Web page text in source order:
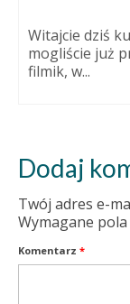
Witajcie dziś
mogliście już
filmik, w...
Dodaj
Twój adres e-
Wymagane
Komentarz *